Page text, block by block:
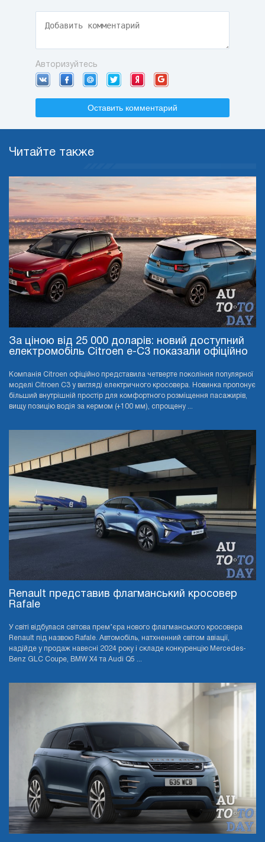
Авторизуйтесь
Оставить комментарий
Читайте также
За ціною від 25 000 доларів: новий доступний
електромобіль Citroen e-C3 показали офіційно
Компанія Citroen офіційно представила четверте покоління популярної
моделі Citroen C3 у вигляді електричного кросовера. Новинка пропонує
більший внутрішній простір для комфортного розміщення пасажирів,
вищу позицію водія за кермом (+100 мм), спрощену ...
Renault представив флагманський кросовер
Rafale
У світі відбулася світова прем’єра нового флагманського кросовера
Renault під назвою Rafale. Автомобіль, натхненний світом авіації,
надійде у продаж навесні 2024 року і складе конкуренцію Mercedes-
Benz GLC Coupe, BMW X4 та Audi Q5 ...